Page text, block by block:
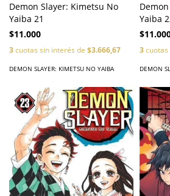
Demon Slayer: Kimetsu No
Yaiba 21
$11.000
3cuotas sin interés de $3.666,67
DEMON SLAYER: KIMETSU NO YAIBA
Yaiba
3cuotas
DEMON